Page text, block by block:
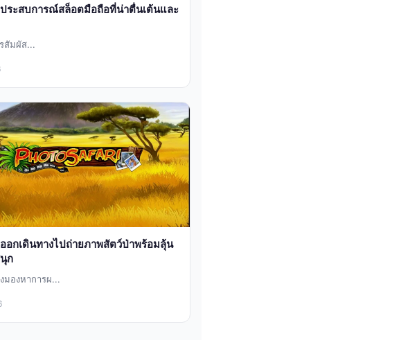
ระสบการณ์สล็อตมือถือที่น่าตื่นเต้นและ
สัมผัส...
อกเดินทางไปถ่ายภาพสัตว์ป่าพร้อมลุ้น
ก
องหาการผ...